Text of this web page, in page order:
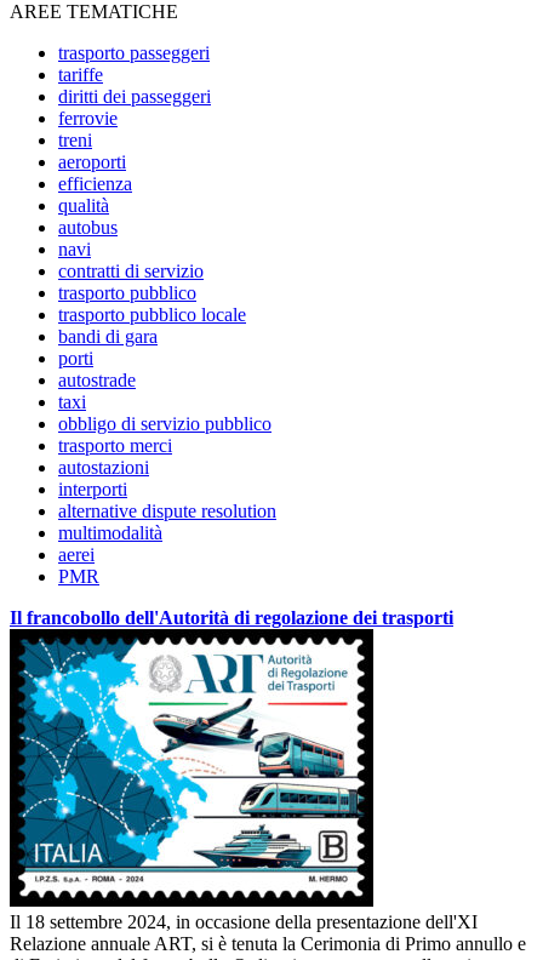
AREE TEMATICHE
trasporto passeggeri
tariffe
diritti dei passeggeri
ferrovie
treni
aeroporti
efficienza
qualità
autobus
navi
contratti di servizio
trasporto pubblico
trasporto pubblico locale
bandi di gara
porti
autostrade
taxi
obbligo di servizio pubblico
trasporto merci
autostazioni
interporti
alternative dispute resolution
multimodalità
aerei
PMR
Il francobollo dell'Autorità di regolazione dei trasporti
Il 18 settembre 2024, in occasione della presentazione dell'XI
Relazione annuale ART, si è tenuta la Cerimonia di Primo annullo e